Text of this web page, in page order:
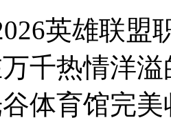
英雄联盟
千热情洋
体育馆完